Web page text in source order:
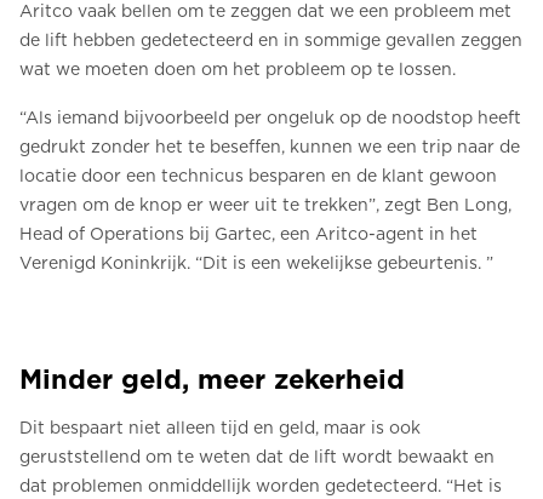
Aritco vaak bellen om te zeggen dat we een probleem met
de lift hebben gedetecteerd en in sommige gevallen zeggen
wat we moeten doen om het probleem op te lossen.
“Als iemand bijvoorbeeld per ongeluk op de noodstop heeft
gedrukt zonder het te beseffen, kunnen we een trip naar de
locatie door een technicus besparen en de klant gewoon
vragen om de knop er weer uit te trekken”, zegt Ben Long,
Head of Operations bij Gartec, een Aritco-agent in het
Verenigd Koninkrijk. “Dit is een wekelijkse gebeurtenis. ”
Minder geld, meer zekerheid
Dit bespaart niet alleen tijd en geld, maar is ook
geruststellend om te weten dat de lift wordt bewaakt en
dat problemen onmiddellijk worden gedetecteerd. “Het is